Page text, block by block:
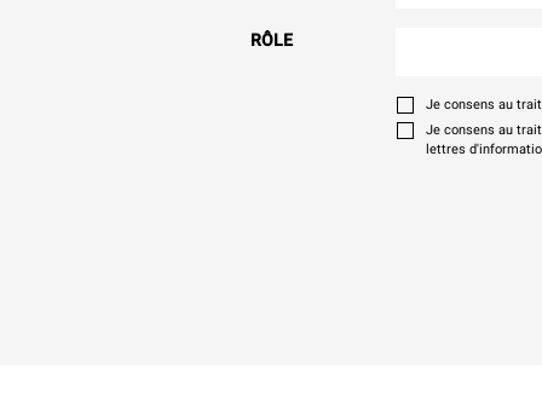
RÔLE
Je consens au
Je consens au
lettres